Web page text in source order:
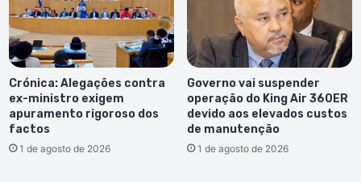
Crónica: Alegações contra
ex-ministro exigem
apuramento rigoroso dos
factos
1 de agosto de 2026
Governo vai suspender
operação do King Air 360ER
devido aos elevados custos
de manutenção
1 de agosto de 2026